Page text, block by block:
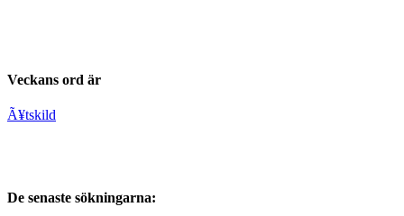
Veckans ord är
Ã¥tskild
De senaste sökningarna: